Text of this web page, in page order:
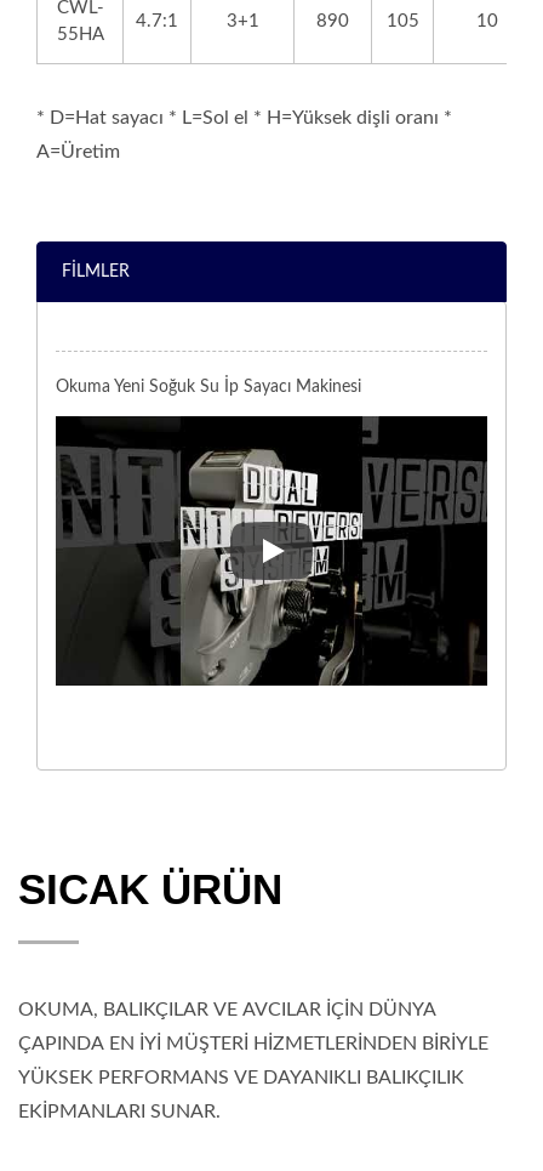
CWL-
55HA
4.7:1 3+1 890 105 10
* D=Hat sayacı * L=Sol el * H=Yüksek dişli oranı *
A=Üretim
FİLMLER
Okuma Yeni Soğuk Su İp Sayacı Makinesi
Okuma Yeni Soğuk Su İp
SICAK ÜRÜN
OKUMA, BALIKÇILAR VE AVCILAR İÇİN DÜNYA
ÇAPINDA EN İYİ MÜŞTERİ HİZMETLERİNDEN BİRİYLE
YÜKSEK PERFORMANS VE DAYANIKLI BALIKÇILIK
EKİPMANLARI SUNAR.